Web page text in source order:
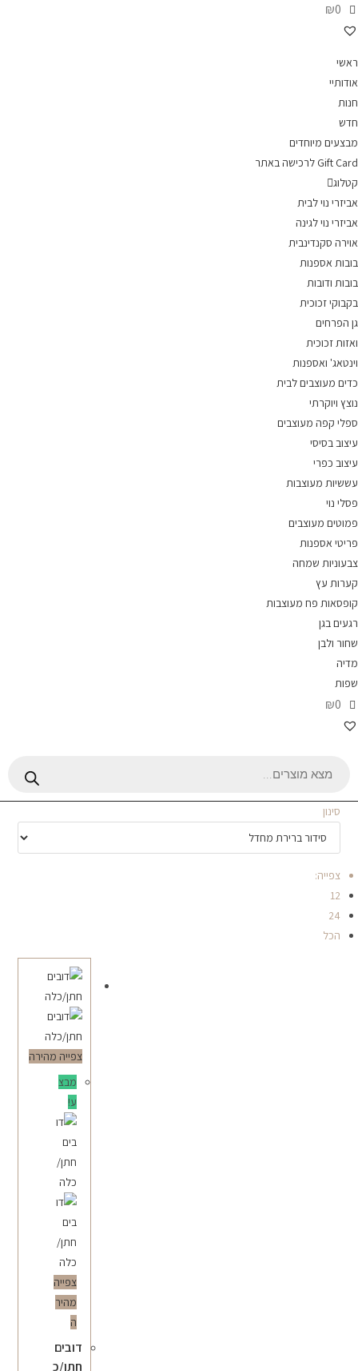
₪0
ראשי
אודותיי
חנות
חדש
מבצעים מיוחדים
Gift Card לרכישה באתר
קטלוג
אביזרי נוי לבית
אביזרי נוי לגינה
אוירה סקנדינבית
בובות אספנות
בובות ודובות
בקבוקי זכוכית
גן הפרחים
ואזות זכוכית
וינטאג' ואספנות
כדים מעוצבים לבית
נוצץ ויוקרתי
ספלי קפה מעוצבים
עיצוב בסיסי
עיצוב כפרי
עששיות מעוצבות
פסלי נוי
פמוטים מעוצבים
פריטי אספנות
צבעוניות שמחה
קערות עץ
קופסאות פח מעוצבות
רגעים בגן
שחור ולבן
מדיה
שפות
₪0
search
סינון
צפייה:
12
24
הכל
צפייה מהירה
מבצ
ע!
צפייה
מהיר
ה
דובים
חתן/כ